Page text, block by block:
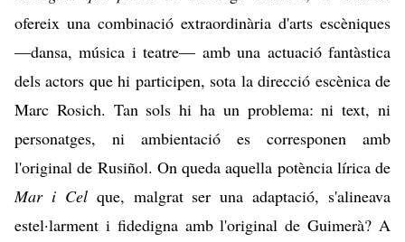
ofereix una combinació extraordinària d'arts escèniques
—dansa, música i teatre— amb una actuació fantàstica
dels actors que hi participen, sota la direcció escènica de
Marc Rosich. Tan sols hi ha un problema: ni text, ni
personatges, ni ambientació es corresponen amb
l'original de Rusiñol. On queda aquella potència lírica de
Mar i Cel que, malgrat ser una adaptació, s'alineava
estel·larment i fidedigna amb l'original de Guimerà? A